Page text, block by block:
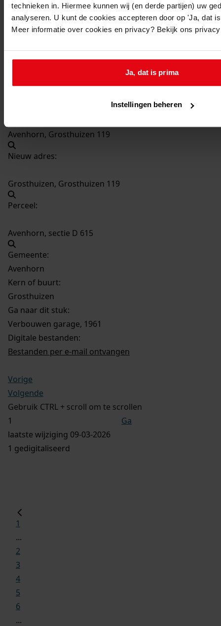
technieken in. Hiermee kunnen wij (en derde partijen) uw
analyseren. U kunt de cookies accepteren door op 'Ja, dat
Meer informatie over cookies en privacy? Bekijk ons
Ja, dat is prima
Instellingen beheren
563Verbouwen garage, 1961
Datering:
Beschrijving:
Avenhorn, Grosthuizen 119
Nieuw adres:
Grosthuizen, Grosthuizen 119
Perceel:
Avenhorn, sectie D 615
Gemeente:
Avenhorn
Kern of buurt:
Grosthuizen
Ga naar dit stuk:
Verbouwen garage, 1961
Digitale bestanden:
Bestanden per e-mail ontvangen
Vorige
Volgende
Gebruik CTRL + scroll om te scrollen
Ga
laatste wijziging 09-03-2026
1 gedigitaliseerd
1
...
2
3
4
5
6
...